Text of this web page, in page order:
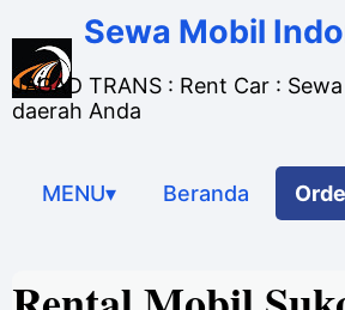
Sewa Mobil
JAGAD TRANS : Rent Car :
daerah Anda
MENU▾ Beranda